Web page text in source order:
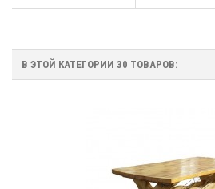
В ЭТОЙ КАТЕГОРИИ 30 ТОВАРОВ: